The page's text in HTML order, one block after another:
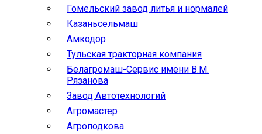
Гомельский завод литья и нормалей
Казаньсельмаш
Амкодор
Тульская тракторная компания
Белагромаш-Сервис имени В.М.
Рязанова
Завод Автотехнологий
Агромастер
Агроподкова